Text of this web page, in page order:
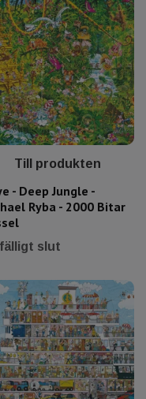
Till produkten
- Deep Jungle -
Ryba - 2000 Bitar
slut